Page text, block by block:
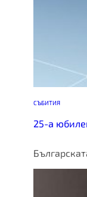
СЪБИТИЯ
25-а